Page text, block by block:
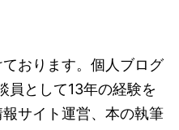
おります。個人ブログ
員として13年の経験を
サイト運営、本の執筆